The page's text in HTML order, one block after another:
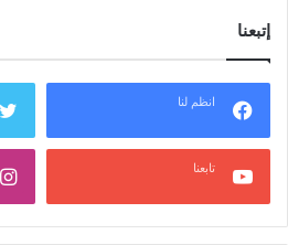
إتبعنا
انظم لنا
تابعنا